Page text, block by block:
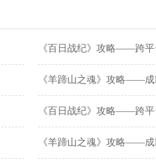
《百日战纪》攻略——跨
司濒临破产
《羊蹄山之魂》攻略——
一名
《百日战纪》攻略——跨
司濒临破产
《羊蹄山之魂》攻略——